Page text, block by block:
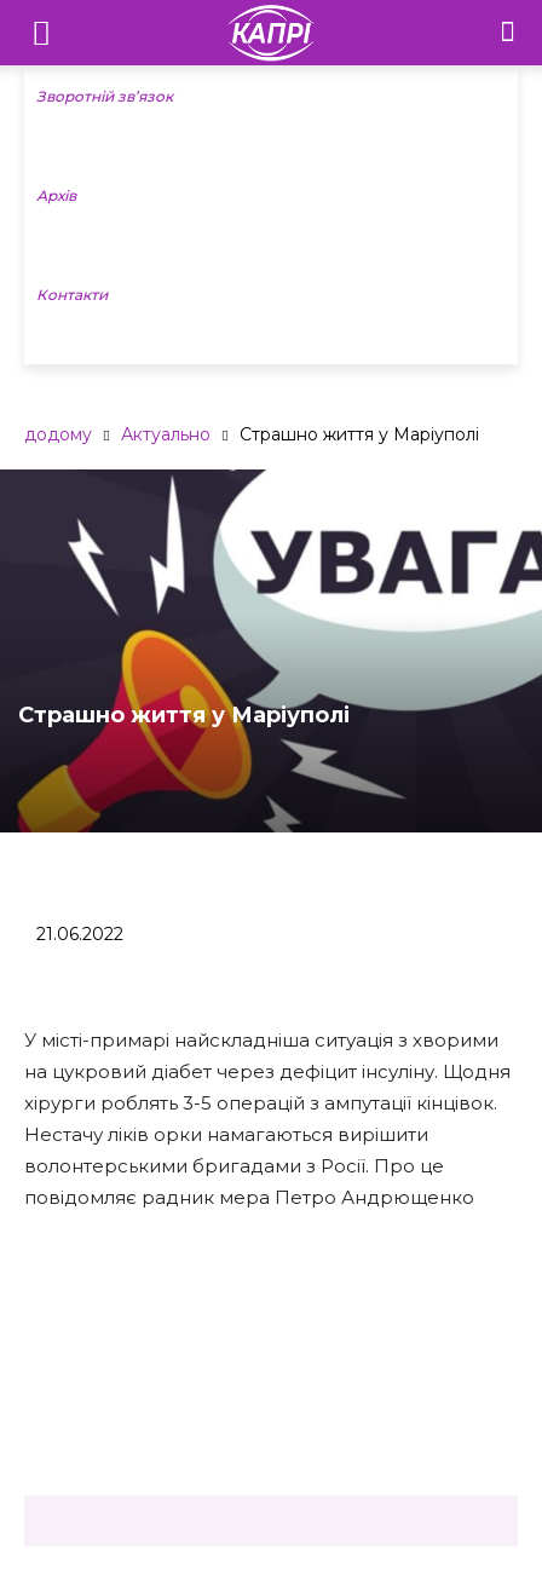
Телебачення
«Капрі»
Новини
Зворотній зв’язок
Архів
Контакти
додому Актуально Страшно життя у Маріуполі
Страшно життя у Маріуполі
21.06.2022
У місті-примарі найскладніша ситуація з хворими
на цукровий діабет через дефіцит інсуліну. Щодня
хірурги роблять 3-5 операцій з ампутації кінцівок.
Нестачу ліків орки намагаються вирішити
волонтерськими бригадами з Росії. Про це
повідомляє радник мера Петро Андрющенко